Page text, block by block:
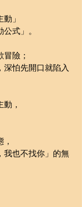
」
式」。
險；
怕先開口就陷入
，
我也不找你」的無